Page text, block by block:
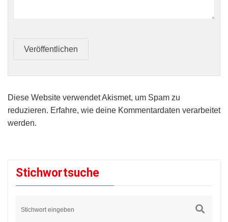
Veröffentlichen
Diese Website verwendet Akismet, um Spam zu
reduzieren. Erfahre, wie deine Kommentardaten verarbeitet
werden.
Stichwortsuche